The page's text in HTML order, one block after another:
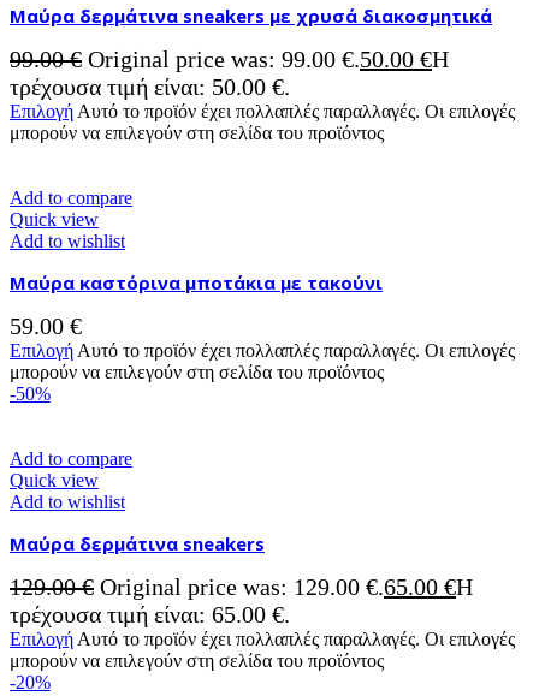
Μαύρα δερμάτινα sneakers με χρυσά διακοσμητικά
99.00€ Original price was: 99.00 €.50.00 €Η
τρέχουσα τιμή είναι: 50.00 €.
Επιλογή Αυτό το προϊόν έχει πολλαπλές παραλλαγές. Οι επιλογές
μπορούν να επιλεγούν στη σελίδα του προϊόντος
Add to compare
Quick view
Add to wishlist
Μαύρα καστόρινα μποτάκια με τακούνι
59.00 €
Επιλογή Αυτό το προϊόν έχει πολλαπλές παραλλαγές. Οι επιλογές
μπορούν να επιλεγούν στη σελίδα του προϊόντος
-50%
Add to compare
Quick view
Add to wishlist
Μαύρα δερμάτινα sneakers
129.00€ Original price was: 129.00 €.65.00 €Η
τρέχουσα τιμή είναι: 65.00 €.
Επιλογή Αυτό το προϊόν έχει πολλαπλές παραλλαγές. Οι επιλογές
μπορούν να επιλεγούν στη σελίδα του προϊόντος
-20%